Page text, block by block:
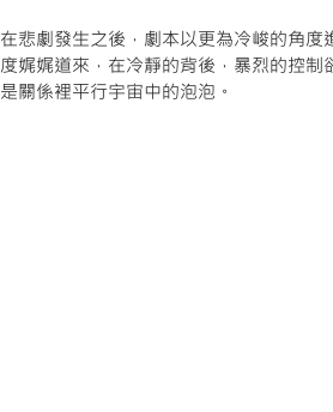
在悲劇發生之後，劇本以更為冷峻的角
度娓娓道來，在冷靜的背後，暴烈的控
是關係裡平行宇宙中的泡泡。